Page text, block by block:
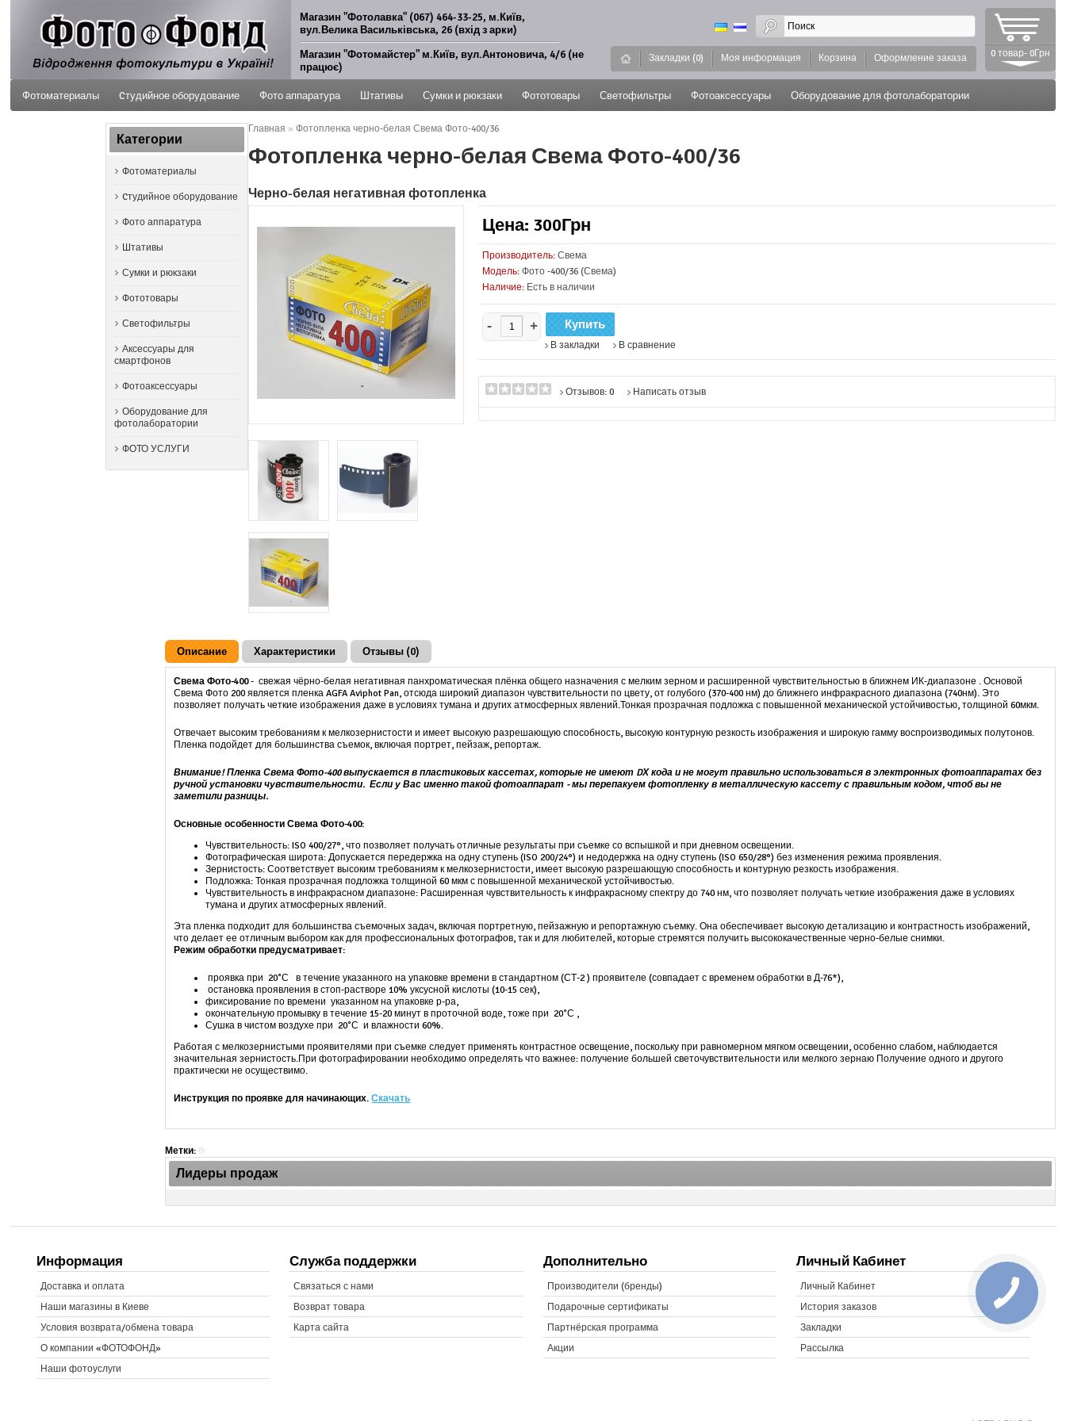
Магазин "Фотолавка" (067) 464-33-25, м.Київ,
вул.Велика Васильківська, 26 (вхід з арки)
Магазин "Фотомайстер" м.Київ, вул.Антоновича, 4/6 (не
працює)
0 товар- 0Грн
Закладки (0) Моя информация Корзина Оформление заказа
Фотоматериалы Cтудийное оборудование Фото аппаратура Штативы Сумки и рюкзаки Фототовары Светофильтры Фотоаксессуары Оборудование для фотолаборатории
Категории
Фотоматериалы
Cтудийное оборудование
Фото аппаратура
Штативы
Сумки и рюкзаки
Фототовары
Светофильтры
Аксессуары для
смартфонов
Фотоаксессуары
Оборудование для
фотолаборатории
ФОТО УСЛУГИ
Главная »Фотопленка черно-белая Свема Фото-400/36
Фотопленка черно-белая Свема Фото-400/36
Черно-белая негативная фотопленка
Цена: 300Грн
Производитель: Свема
Модель: Фото -400/36 (Свема)
Наличие: Есть в наличии
- +
В закладки В сравнение
Отзывов: 0 Написать отзыв
Описание Характеристики Отзывы (0)
Свема Фото-400- свежая чёрно-белая негативная панхроматическая плёнка общего назначения с мелким зерном и расширенной чувствительностью в ближнем ИК-диапазоне . Основой
Свема Фото 200 является пленка AGFA Aviphot Pan, отсюда широкий диапазон чувствительности по цвету, от голубого (370-400 нм) до ближнего инфракрасного диапазона (740нм). Это
позволяет получать четкие изображения даже в условиях тумана и других атмосферных явлений.Тонкая прозрачная подложка с повышенной механической устойчивостью, толщиной 60мкм.
Отвечает высоким требованиям к мелкозернистости и имеет высокую разрешающую способность, высокую контурную резкость изображения и широкую гамму воспроизводимых полутонов.
Пленка подойдет для большинства съемок, включая портрет, пейзаж, репортаж.
Внимание! Пленка Свема Фото-400 выпускается в пластиковых кассетах, которые не имеют DХ кода и не могут правильно использоваться в электронных фотоаппаратах без
ручной установки чувствительности.Если у Вас именно такой фотоаппарат - мы перепакуем фотопленку в металлическую кассету с правильным кодом, чтоб вы не
заметили разницы.
Основные особенностиСвема Фото-400:
Чувствительность: ISO 400/27°, что позволяет получать отличные результаты при съемке со вспышкой и при дневном освещении.
Фотографическая широта: Допускается передержка на одну ступень (ISO 200/24°) и недодержка на одну ступень (ISO 650/28°) без изменения режима проявления.
Зернистость: Соответствует высоким требованиям к мелкозернистости, имеет высокую разрешающую способность и контурную резкость изображения.
Подложка: Тонкая прозрачная подложка толщиной 60 мкм с повышенной механической устойчивостью.
Чувствительность в инфракрасном диапазоне: Расширенная чувствительность к инфракрасному спектру до 740 нм, что позволяет получать четкие изображения даже в условиях
тумана и других атмосферных явлений.
Эта пленка подходит для большинства съемочных задач, включая портретную, пейзажную и репортажную съемку. Она обеспечивает высокую детализацию и контрастность изображений,
что делает ее отличным выбором как для профессиональных фотографов, так и для любителей, которые стремятся получить высококачественные черно-белые снимки.
Режим обработки предусматривает:
проявка при 20˚С в течение указанного на упаковке времени в стандартном (СТ-2 ) проявителе (совпадает с временем обработки в Д-76*),
остановка проявления в стоп-растворе 10% уксусной кислоты (10-15 сек),
фиксирование по времени указанном на упаковке р-ра,
окончательную промывку в течение 15-20 минут в проточной воде, тоже при 20˚С ,
Сушка в чистом воздухе при 20˚С и влажности 60%.
Работая с мелкозернистыми проявителями при съемке следует применять контрастное освещение, поскольку при равномерном мягком освещении, особенно слабом, наблюдается
значительная зернистость.При фотографировании необходимо определять что важнее: получение большей светочувствительности или мелкого зернаю Получение одного и другого
практически не осуществимо.
Инструкция по проявке для начинающих.Скачать
Метки:
Лидеры продаж
Информация
Доставка и оплата
Наши магазины в Киеве
Условия возврата/обмена товара
О компании «ФОТОФОНД»
Наши фотоуслуги
Служба поддержки
Связаться с нами
Возврат товара
Карта сайта
Дополнительно
Производители (бренды)
Подарочные сертификаты
Партнёрская программа
Акции
Личный Кабинет
Личный Кабинет
История заказов
Закладки
Рассылка